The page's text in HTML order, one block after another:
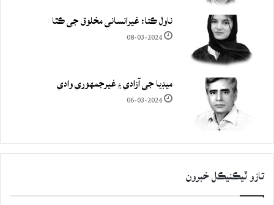
ناول ڪتا: غيرانساني مخلوق جي ڪٿا
08-03-2024
ميڊيا جي آزادي ۽ غيرجمھوري وادي
06-03-2024
تازو ٽيڪنيڪل خبرون